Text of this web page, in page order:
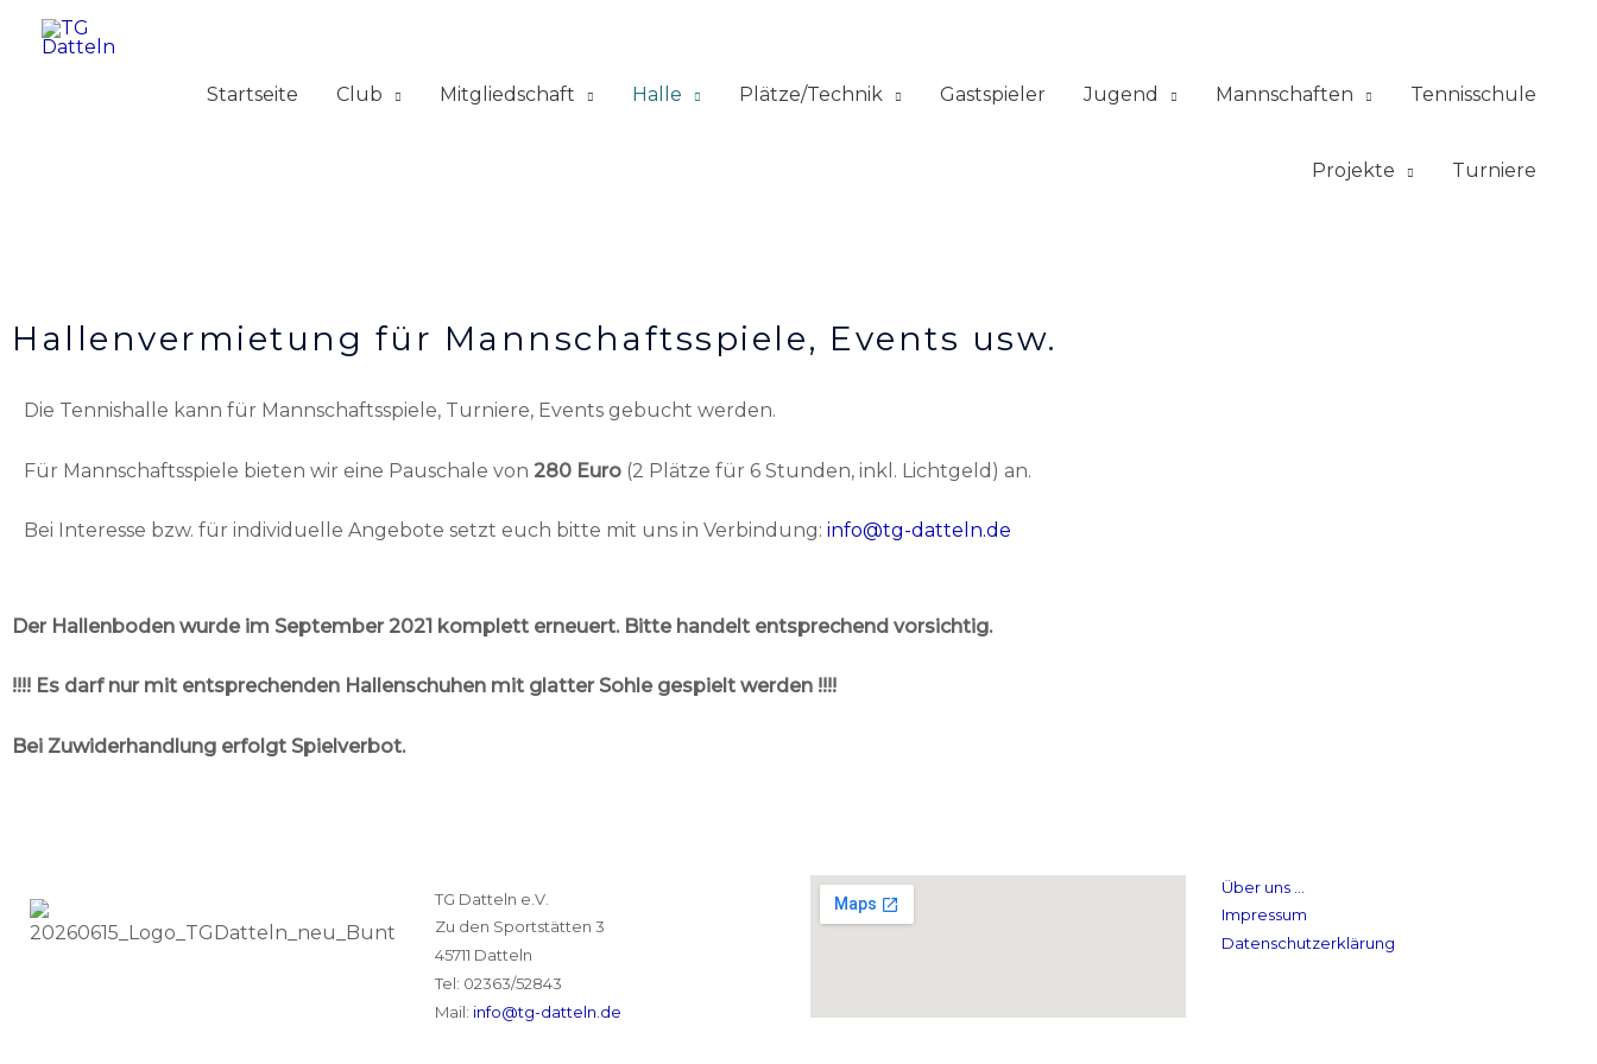
Startseite
Club Mitgliedschaft Halle Plätze/Technik Gastspieler Jugend Mannschaften Tennisschule
Projekte Turniere
Hallenvermietung für Mannschaftsspiele, Events usw.
Die Tennishalle kann für Mannschaftsspiele, Turniere, Events gebucht werden.
Für Mannschaftsspiele bieten wir eine Pauschale von 280 Euro (2 Plätze für 6 Stunden, inkl. Lichtgeld) an.
Bei Interesse bzw. für individuelle Angebote setzt euch bitte mit uns in Verbindung: info@tg-datteln.de
Der Hallenboden wurde im September 2021 komplett erneuert. Bitte handelt entsprechend vorsichtig.
!!!! Es darf nur mit entsprechenden Hallenschuhen mit glatter Sohle gespielt werden !!!!
Bei Zuwiderhandlung erfolgt Spielverbot.
TG Datteln e.V.
Zu den Sportstätten 3
45711 Datteln
Tel: 02363/52843
Mail: info@tg-datteln.de
Über uns …
Impressum
Datenschutzerklärung